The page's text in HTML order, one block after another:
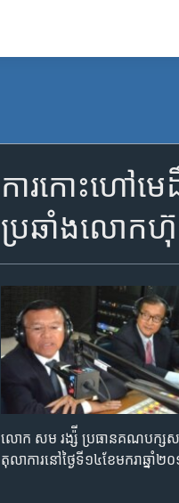
ការ​កោះ​ហៅ​ម
ប្រឆាំង​លោក​
លោក សម រង្ស៉ី ប្រធាន​គណបក្ស​ស
តុលាការ​នៅ​ថ្ងៃ​ទី​១៤​ខែ​មករា​ឆ្ន